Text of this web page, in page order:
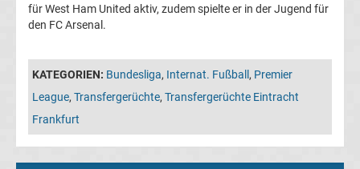
Europa
League
Conference
für West Ham United aktiv, zudem spielte er in der Jugend für
den FC Arsenal.
KATEGORIEN: Bundesliga, Internat. Fußball, Premier
League, Transfergerüchte, Transfergerüchte Eintracht
Frankfurt